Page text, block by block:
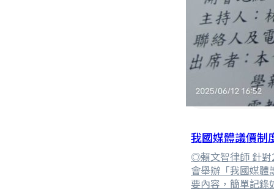
我國媒體議價制
◎賴文智律師 針對
會舉辦「我國媒體
要內容，簡單記錄